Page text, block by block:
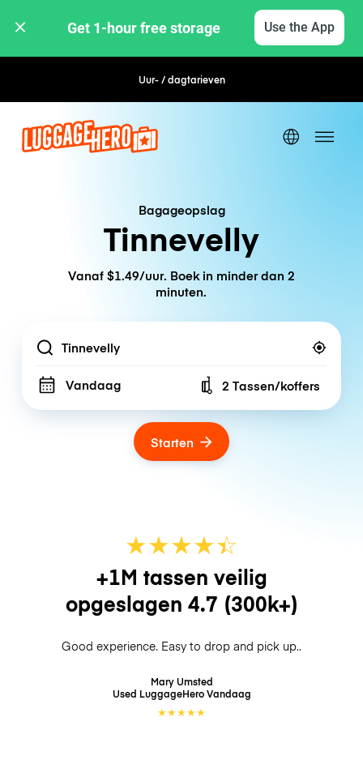
Get 1-hour free storage Use the App
Uur- / dagtarieven Flexibel boeken
Bagageopslag
Tinnevelly
Vanaf $1.49/uur. Boek in minder dan 2
minuten.
Location
Vandaag Number of bags
2 Tassen/koffers
Starten
★★★★☆
★
+1M tassen veilig
opgeslagen 4.7 (300k+)
Good experience. Easy to drop and pick up..
Mary Umsted
Used LuggageHeroVandaag
★★★★★